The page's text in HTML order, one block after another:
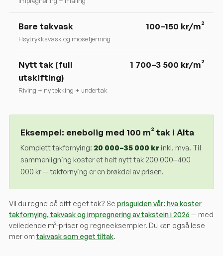
Bare takvask
Høytrykksvask og mosefjerning
100–150 kr/m²
Nytt tak (full
utskifting)
Riving + ny tekking + undertak
1 700–3 500 kr/m²
Eksempel: enebolig med 100 m² tak i Alta
Komplett takfornying: 20 000–35 000 kr inkl. mva. Til
sammenligning koster et helt nytt tak 200 000–400
000 kr — takfornying er en brøkdel av prisen.
Vil du regne på ditt eget tak? Se prisguiden vår: hva koster
takfornying, takvask og impregnering av takstein i 2026 — med
veiledende m²-priser og regneeksempler. Du kan også lese
mer om takvask som eget tiltak.